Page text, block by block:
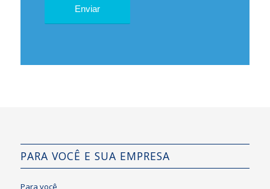
PARA VOCÊ E SUA EMPRESA
Para você